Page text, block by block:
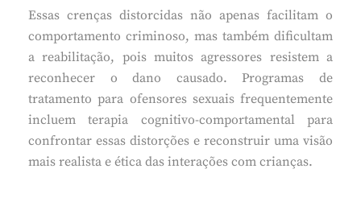
Essas crenças distorcidas não apenas facilitam o
comportamento criminoso, mas também dificultam
a reabilitação, pois muitos agressores resistem a
reconhecer o dano causado. Programas de
tratamento para ofensores sexuais frequentemente
incluem terapia cognitivo-comportamental para
confrontar essas distorções e reconstruir uma visão
mais realista e ética das interações com crianças.